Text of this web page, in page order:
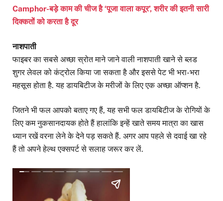
Camphor-बड़े काम की चीज है ‘पूजा वाला कपूर’, शरीर की इतनी सारी
दिक्कतों को करता है दूर
नाशपाती
फाइबर का सबसे अच्छा स्रोत माने जाने वाली नाशपाती खाने से ब्लड
शुगर लेवल को कंट्रोल किया जा सकता है और इससे पेट भी भरा-भरा
महसूस होता है. यह डायबिटीज के मरीजों के लिए एक अच्छा ऑप्शन है.
जितने भी फल आपको बताए गए हैं, यह सभी फल डायबिटीज के रोगियों के
लिए कम नुकसानदायक होते हैं हालांकि इन्हें खाते समय मात्रा का खास
ध्यान रखें वरना लेने के देने पड़ सकते हैं. अगर आप पहले से दवाई खा रहे
हैं तो अपने हेल्थ एक्सपर्ट से सलाह जरूर कर लें.